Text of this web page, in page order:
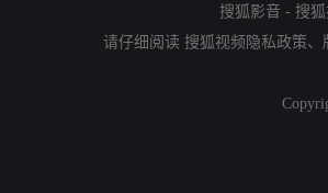
搜狐影音 - 搜
请仔细阅读 搜狐视频隐私政策、